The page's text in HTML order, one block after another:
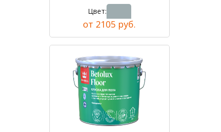
Цвет:
от 2105 руб.